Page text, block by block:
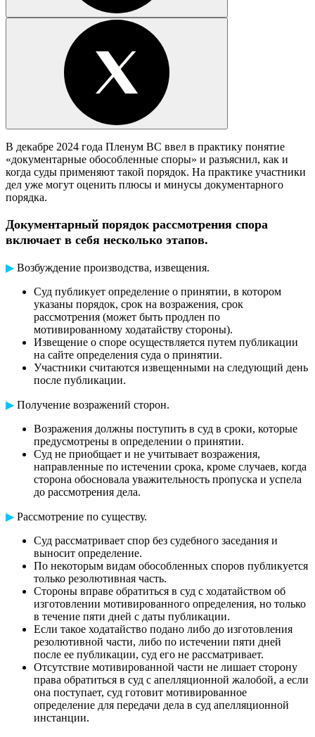
В декабре 2024 года Пленум ВС ввел в практику понятие
«документарные обособленные споры» и разъяснил, как и
когда суды применяют такой порядок. На практике участники
дел уже могут оценить плюсы и минусы документарного
порядка.
Документарный порядок рассмотрения спора
включает в себя несколько этапов.
▶ Возбуждение производства, извещения.
Суд публикует определение о принятии, в котором
указаны порядок, срок на возражения, срок
рассмотрения (может быть продлен по
мотивированному ходатайству стороны).
Извещение о споре осуществляется путем публикации
на сайте определения суда о принятии.
Участники считаются извещенными на следующий день
после публикации.
▶ Получение возражений сторон.
Возражения должны поступить в суд в сроки, которые
предусмотрены в определении о принятии.
Суд не приобщает и не учитывает возражения,
направленные по истечении срока, кроме случаев, когда
сторона обосновала уважительность пропуска и успела
до рассмотрения дела.
▶ Рассмотрение по существу.
Суд рассматривает спор без судебного заседания и
выносит определение.
По некоторым видам обособленных споров публикуется
только резолютивная часть.
Стороны вправе обратиться в суд с ходатайством об
изготовлении мотивированного определения, но только
в течение пяти дней с даты публикации.
Если такое ходатайство подано либо до изготовления
резолютивной части, либо по истечении пяти дней
после ее публикации, суд его не рассматривает.
Отсутствие мотивированной части не лишает сторону
права обратиться в суд с апелляционной жалобой, а если
она поступает, суд готовит мотивированное
определение для передачи дела в суд апелляционной
инстанции.